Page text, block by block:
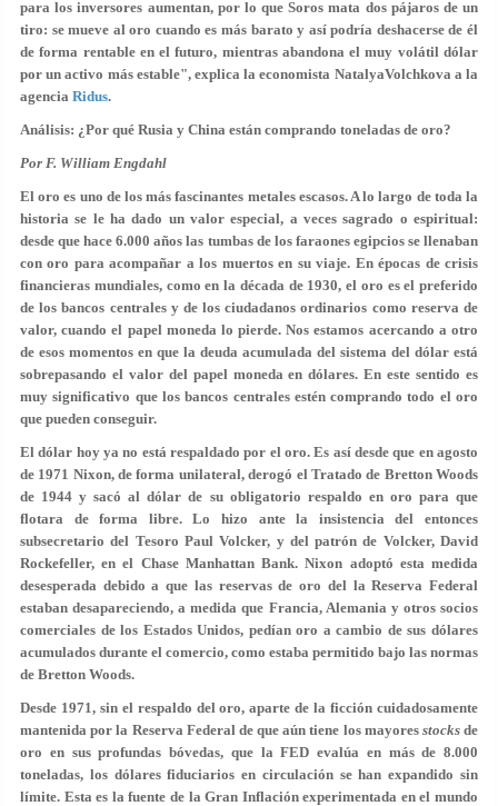
para los inversores aumentan, por lo que Soros mata dos pájaros de un
tiro: se mueve al oro cuando es más barato y así podría deshacerse de él
de forma rentable en el futuro, mientras abandona el muy volátil dólar
por un activo más estable", explica la economista NatalyaVolchkova a la
agencia Ridus.
Análisis: ¿Por qué Rusia y China están comprando toneladas de oro?
Por F. William Engdahl
El oro es uno de los más fascinantes metales escasos. A lo largo de toda la
historia se le ha dado un valor especial, a veces sagrado o espiritual:
desde que hace 6.000 años las tumbas de los faraones egipcios se llenaban
con oro para acompañar a los muertos en su viaje. En épocas de crisis
financieras mundiales, como en la década de 1930, el oro es el preferido
de los bancos centrales y de los ciudadanos ordinarios como reserva de
valor, cuando el papel moneda lo pierde. Nos estamos acercando a otro
de esos momentos en que la deuda acumulada del sistema del dólar está
sobrepasando el valor del papel moneda en dólares. En este sentido es
muy significativo que los bancos centrales estén comprando todo el oro
que pueden conseguir.
El dólar hoy ya no está respaldado por el oro. Es así desde que en agosto
de 1971 Nixon, de forma unilateral, derogó el Tratado de Bretton Woods
de 1944 y sacó al dólar de su obligatorio respaldo en oro para que
flotara de forma libre. Lo hizo ante la insistencia del entonces
subsecretario del Tesoro Paul Volcker, y del patrón de Volcker, David
Rockefeller, en el Chase Manhattan Bank. Nixon adoptó esta medida
desesperada debido a que las reservas de oro del la Reserva Federal
estaban desapareciendo, a medida que Francia, Alemania y otros socios
comerciales de los Estados Unidos, pedían oro a cambio de sus dólares
acumulados durante el comercio, como estaba permitido bajo las normas
de Bretton Woods.
Desde 1971, sin el respaldo del oro, aparte de la ficción cuidadosamente
mantenida por la Reserva Federal de que aún tiene los mayores stocksde
oro en sus profundas bóvedas, que la FED evalúa en más de 8.000
toneladas, los dólares fiduciarios en circulación se han expandido sin
límite. Esta es la fuente de la Gran Inflación experimentada en el mundo